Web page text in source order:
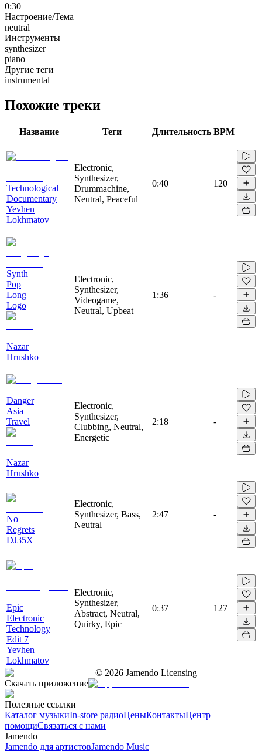
0:30
Настроение/Тема
neutral
Инструменты
synthesizer
piano
Другие теги
instrumental
Похожие треки
Название Теги Длительность BPM
Technological
Documentary
Yevhen
Lokhmatov
Electronic,
Synthesizer,
Drummachine,
Neutral, Peaceful
0:40 120
Synth
Pop
Long
Logo
Nazar
Hrushko
Electronic,
Synthesizer,
Videogame,
Neutral, Upbeat
1:36 -
Danger
Asia
Travel
Nazar
Hrushko
Electronic,
Synthesizer,
Clubbing, Neutral,
Energetic
2:18 -
No
Regrets
DJ35X
Electronic,
Synthesizer, Bass,
Neutral
2:47 -
Epic
Electronic
Technology
Edit 7
Yevhen
Lokhmatov
Electronic,
Synthesizer,
Abstract, Neutral,
Quirky, Epic
0:37 127
© 2026 Jamendo Licensing
Скачать приложение
Полезные ссылки
Каталог музыкиIn-store радиоЦеныКонтактыЦентр
помощиСвязаться с нами
Jamendo
Jamendo для артистовJamendo Music